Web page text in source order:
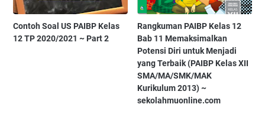
Contoh Soal US PAIBP Kelas
12 TP 2020/2021 ~ Part 2
Rangkuman PAIBP Kelas 12
Bab 11 Memaksimalkan
Potensi Diri untuk Menjadi
yang Terbaik (PAIBP Kelas XII
SMA/MA/SMK/MAK
Kurikulum 2013) ~
sekolahmuonline.com